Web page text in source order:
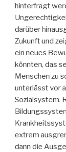
hinterfragt
darüber
Zukunft und
ein neues
könnten, das
Menschen zu
unterlässt vor
Sozialsystem.
extrem
dann die